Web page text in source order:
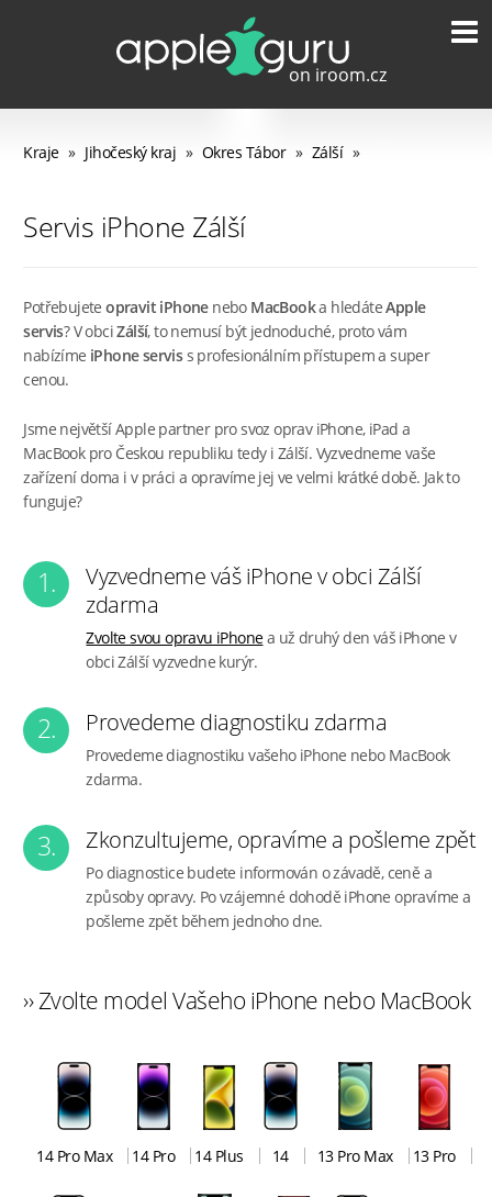
Kraje » Jihočeský kraj » Okres Tábor » Zálší »
Servis iPhone Zálší
Potřebujeteopravit iPhonenebo MacBooka hledáteApple
servis? V obciZálší, to nemusí být jednoduché, proto vám
nabízíme iPhone serviss profesionálním přístupem a super
cenou.
Jsme největší Apple partner pro svoz oprav iPhone, iPad a
MacBook pro Českou republiku tedy i Zálší. Vyzvedneme vaše
zařízení doma i v práci a opravíme jej ve velmi krátké době. Jak to
funguje?
1.
Vyzvedneme váš iPhone v obci Zálší
zdarma
Zvolte svou opravu iPhonea už druhý den váš iPhone v
obci Zálší vyzvedne kurýr.
2. Provedeme diagnostiku zdarma
Provedeme diagnostiku vašeho iPhone nebo MacBook
zdarma.
3. Zkonzultujeme, opravíme a pošleme zpět
Po diagnostice budete informován o závadě, ceně a
způsoby opravy. Po vzájemné dohodě iPhone opravíme a
pošleme zpět během jednoho dne.
›› Zvolte model Vašeho iPhone nebo MacBook
14 Pro Max 14 Pro 14 Plus 14 13 Pro Max 13 Pro